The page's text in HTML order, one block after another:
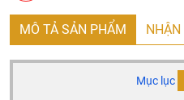
MÔ TẢ SẢN PHẨM NHẬN
Mục lục